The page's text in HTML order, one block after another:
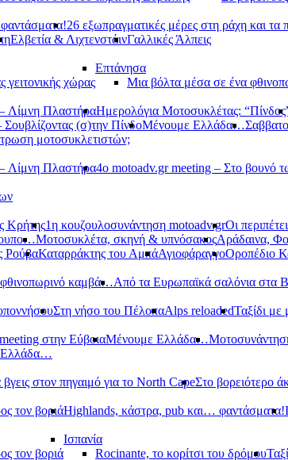
26 εξωπραγματικές μέρες στη ράχη και τα
Ελβετία & ΛιχτενστάινΓαλλικές Άλπεις
γειτονικής χώρας
Επτάνησα
Μια βόλτα μέσα σε ένα
Λίμνη ΠλαστήραΗμερολόγια Μοτοσυκλέτας:
(σ)την ΠίνδοΜένουμε Ελλάδα…
μοτοσυκλετιστών;
Λίμνη Πλαστήρα4ο motoadv.gr meeting – Στο βουνό
Κρήτης1η κουζουλοσυνάντηση motoadv.grΟι
Μοτοσυκλέτα, σκηνή & υπνόσακοςΑράδαινα,
ΡούβαΚαταρράκτης του ΑμπάΑγιοφάραγγοΟροπέδιο
καμβά…Από τα Ευρωπαϊκά σαλόνια στα
Στη νήσο του ΠέλοπαAlps reloadedΤαξίδι
στην ΕύβοιαΜένουμε Ελλάδα…
στον πηγαιμό για το North CapeΣτο βορειότερο
τον βοριάHighlands, κάστρα, pub και… φαντάσματα!
τον βοριά
Ισπανία
Rocinante, το κορίτσι του δρόμου